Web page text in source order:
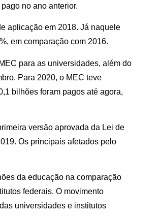
no ano anterior.
aplicação em 2018. Já naquele
em comparação com 2016.
para as universidades, além do
Para 2020, o MEC teve
bilhões foram pagos até agora,
versão aprovada da Lei de
Os principais afetados pelo
da educação na comparação
federais. O movimento
universidades e institutos